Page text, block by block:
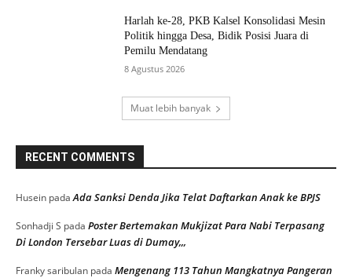
Harlah ke-28, PKB Kalsel Konsolidasi Mesin
Politik hingga Desa, Bidik Posisi Juara di
Pemilu Mendatang
8 Agustus 2026
Muat lebih banyak
RECENT COMMENTS
Husein padaAda Sanksi Denda Jika Telat Daftarkan Anak ke BPJS
Sonhadji S pada Poster Bertemakan Mukjizat Para Nabi Terpasang
Di London Tersebar Luas di Dumay,,,
Franky saribulan pada Mengenang 113 Tahun Mangkatnya Pangeran